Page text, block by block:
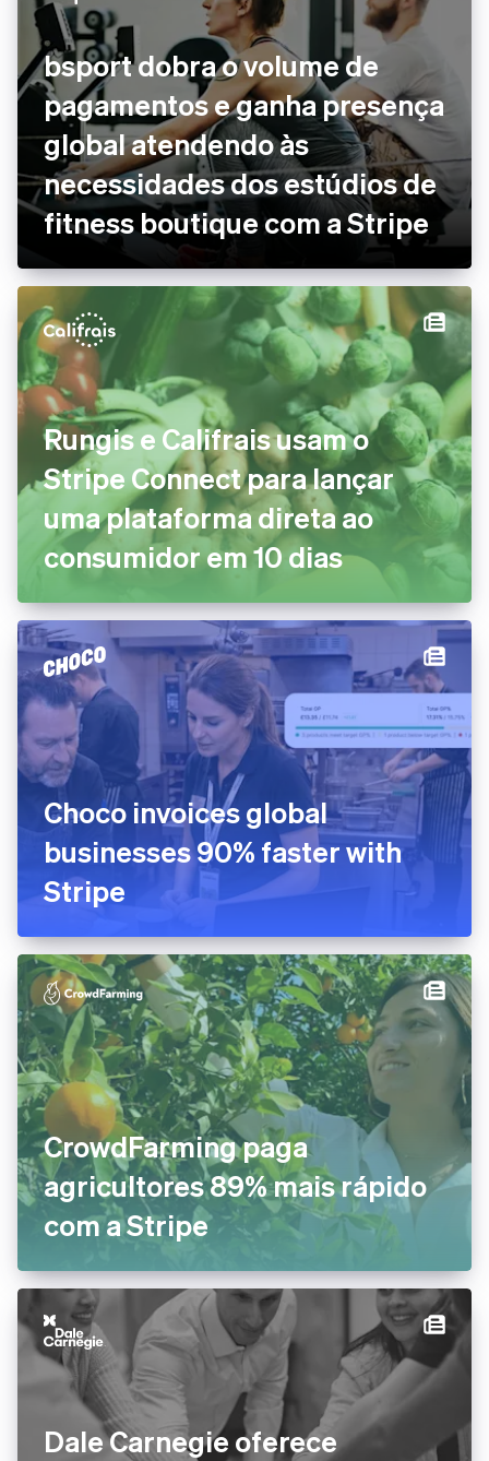
bsport dobra o volume de
pagamentos e ganha presença
global atendendo às
necessidades dos estúdios de
fitness boutique com a Stripe
Rungis e Califrais usam o
Stripe Connect para lançar
uma plataforma direta ao
consumidor em 10 dias
Choco invoices global
businesses 90% faster with
Stripe
CrowdFarming paga
agricultores 89% mais rápido
com a Stripe
Dale Carnegie oferece